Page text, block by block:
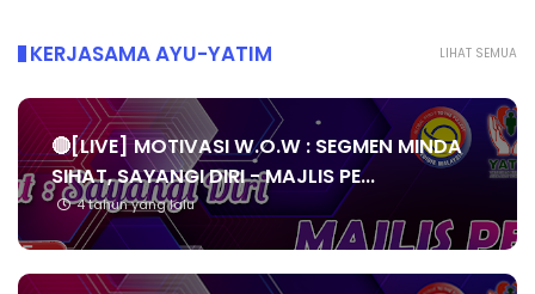
LIHAT SEMUA
KERJASAMA AYU-YATIM
🔴[LIVE] MOTIVASI W.O.W : SEGMEN MINDA
SIHAT, SAYANGI DIRI - MAJLIS PE...
4 tahun yang lalu